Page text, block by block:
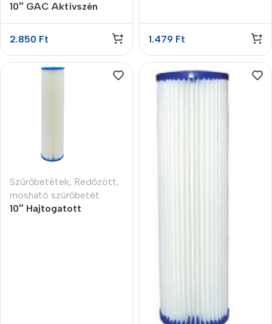
10″ GAC Aktívszén
2.850 Ft 1.479 Ft
Szűrőbetétek, Redőzött,
mosható szűrőbetét
10″ Hajtogatott